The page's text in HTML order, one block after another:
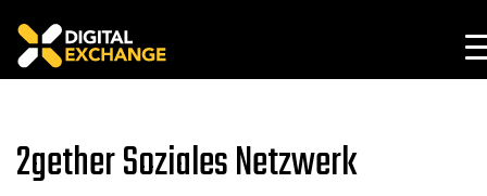
2gether Soziales Netzwerk